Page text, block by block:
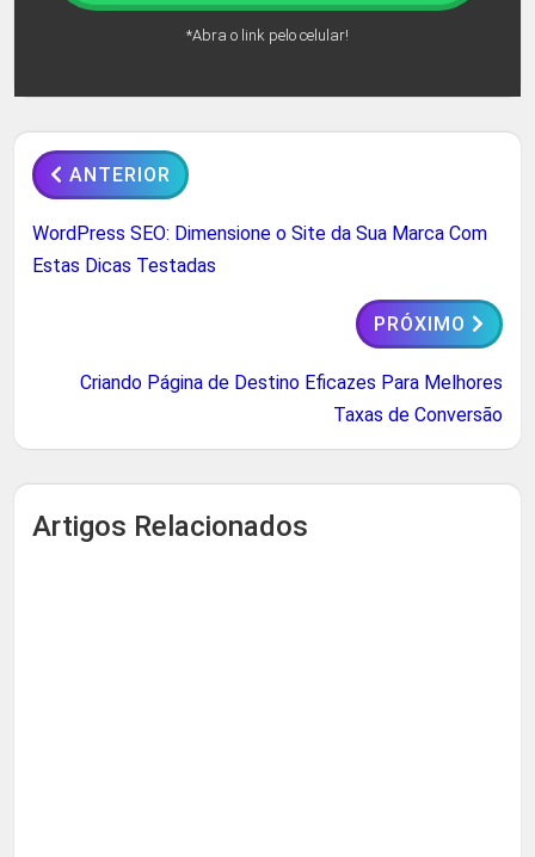
*Abra o link pelo celular!
ANTERIOR
WordPress SEO: Dimensione o Site da Sua Marca Com
Estas Dicas Testadas
PRÓXIMO
Criando Página de Destino Eficazes Para Melhores
Taxas de Conversão
Artigos Relacionados